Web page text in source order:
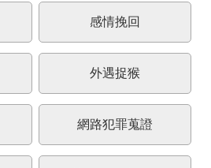
感情挽回
外遇捉猴
網路犯罪蒐證